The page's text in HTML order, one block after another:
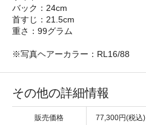
バック：24cm
首すじ：21.5cm
重さ：99グラム
※写真ヘアーカラー：RL16/88
その他の詳細情報
販売価格 77,300円(税込)